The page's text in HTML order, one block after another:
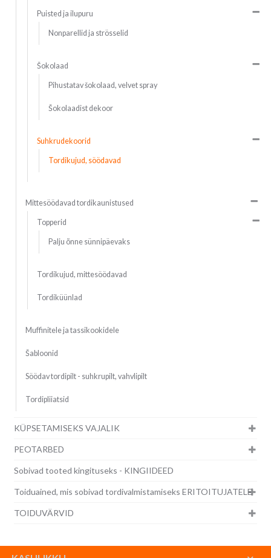
Puisted ja ilupuru
Nonparellid ja strösselid
Šokolaad
Pihustatav šokolaad, velvet spray
Šokolaadist dekoor
Suhkrudekoorid
Tordikujud, söödavad
Mittesöödavad tordikaunistused
Topperid
Palju õnne sünnipäevaks
Tordikujud, mittesöödavad
Tordiküünlad
Muffinitele ja tassikookidele
Šabloonid
Söödav tordipilt - suhkrupilt, vahvlipilt
Tordipliiatsid
KÜPSETAMISEKS VAJALIK
PEOTARBED
Sobivad tooted kingituseks - KINGIIDEED
Toiduained, mis sobivad tordivalmistamiseks ERITOITUJATELE
TOIDUVÄRVID